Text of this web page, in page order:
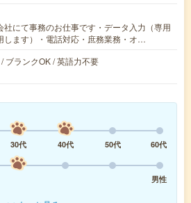
社にて事務のお仕事です・データ入力（専用
します）・電話対応・庶務業務・オ…
ブランクOK / 英語力不要
30代 40代 50代
60代
男性